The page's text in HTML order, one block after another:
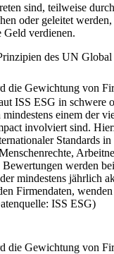
sind, teilweise
oder geleitet
Geld verdienen.
des UN Global
die Gewichtung von
ISS ESG in schwere
einem der
involviert sind.
Standards
werden
mindestens jährlich
Firmendaten,
ISS ESG)
die Gewichtung von